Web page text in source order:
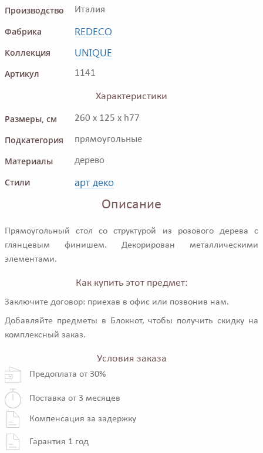
Производство
Италия
Фабрика REDECO
Коллекция UNIQUE
Артикул 1141
Характеристики
Размеры, см
260 x 125 x h77
Подкатегория прямоугольные
Материалы дерево
Стили арт деко
Описание
Прямоугольный стол со структурой из розового дерева с
глянцевым финишем. Декорирован металлическими
элементами.
Как купить этот предмет:
Заключите договор: приехав в офис или позвонив нам.
Добавляйте предметы в Блокнот, чтобы получить скидку на
комплексный заказ.
Условия заказа
Предоплата от 30%
Поставка от 3 месяцев
Компенсация за задержку
Гарантия 1 год